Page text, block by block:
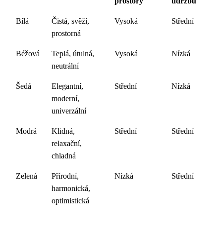
Bílá
Čistá, svěží,
prostorná
Vysoká Střední
Béžová
Teplá, útulná,
neutrální
Vysoká Nízká
Šedá
Elegantní,
moderní,
univerzální
Střední Nízká
Modrá
Klidná,
relaxační,
chladná
Střední Střední
Zelená
Přírodní,
harmonická,
optimistická
Nízká Střední